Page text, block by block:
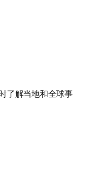
了解当地和全球事